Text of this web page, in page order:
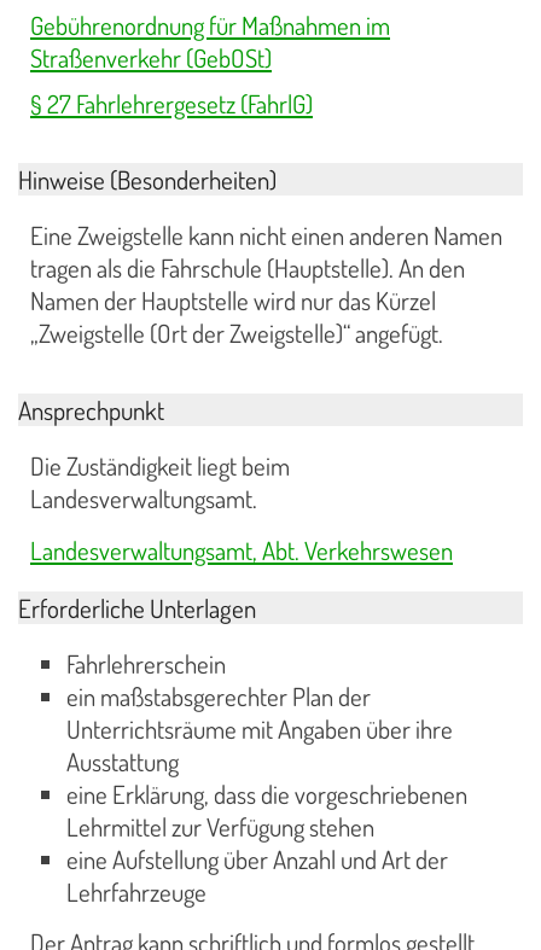
Gebührenordnung für Maßnahmen im
Straßenverkehr (GebOSt)
§ 27 Fahrlehrergesetz (FahrlG)
Hinweise (Besonderheiten)
Eine Zweigstelle kann nicht einen anderen Namen
tragen als die Fahrschule (Hauptstelle). An den
Namen der Hauptstelle wird nur das Kürzel
„Zweigstelle (Ort der Zweigstelle)“ angefügt.
Ansprechpunkt
Die Zuständigkeit liegt beim
Landesverwaltungsamt.
Landesverwaltungsamt, Abt. Verkehrswesen
Erforderliche Unterlagen
Fahrlehrerschein
ein maßstabsgerechter Plan der
Unterrichtsräume mit Angaben über ihre
Ausstattung
eine Erklärung, dass die vorgeschriebenen
Lehrmittel zur Verfügung stehen
eine Aufstellung über Anzahl und Art der
Lehrfahrzeuge
Der Antrag kann schriftlich und formlos gestellt